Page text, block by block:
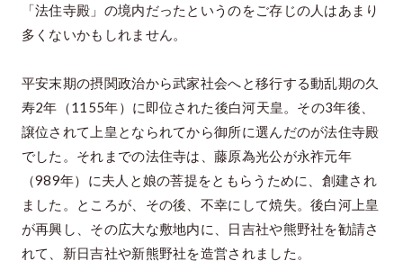
「法住寺殿」の境内だったというのをご存じの人はあまり
多くないかもしれません。
平安末期の摂関政治から武家社会へと移行する動乱期の久
寿2年（1155年）に即位された後白河天皇。その3年後、
譲位されて上皇となられてから御所に選んだのが法住寺殿
でした。それまでの法住寺は、藤原為光公が永祚元年
（989年）に夫人と娘の菩提をともらうために、創建され
ました。ところが、その後、不幸にして焼失。後白河上皇
が再興し、その広大な敷地内に、日吉社や熊野社を勧請さ
れて、新日吉社や新熊野社を造営されました。